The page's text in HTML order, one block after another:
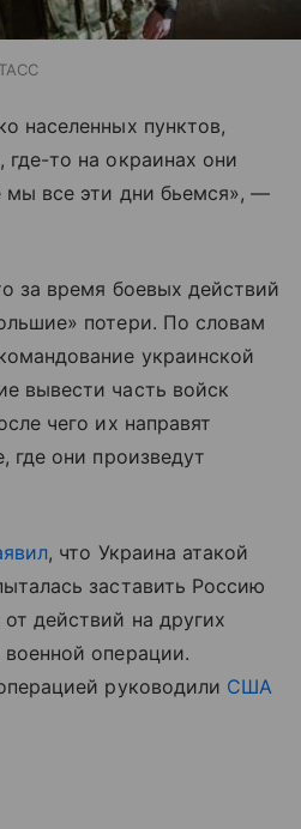
населенных пунктов,
то на окраинах они
мы все эти дни бьемся», —
за время боевых действий
потери. По словам
украинской
вывести часть войск
чего их направят
где они произведут
, что Украина атакой
заставить Россию
действий на других
военной операции.
руководили США